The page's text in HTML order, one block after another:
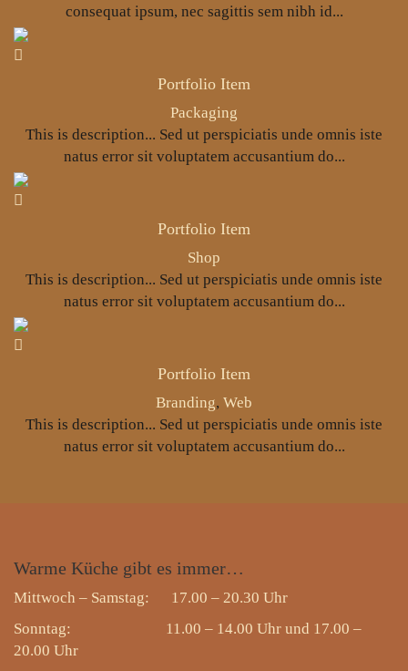
consequat ipsum, nec sagittis sem nibh id...
Portfolio Item
Packaging
This is description... Sed ut perspiciatis unde omnis iste
natus error sit voluptatem accusantium do...
Portfolio Item
Shop
This is description... Sed ut perspiciatis unde omnis iste
natus error sit voluptatem accusantium do...
Portfolio Item
Branding, Web
This is description... Sed ut perspiciatis unde omnis iste
natus error sit voluptatem accusantium do...
Warme Küche gibt es immer…
Mittwoch – Samstag: 17.00 – 20.30 Uhr
Sonntag: 11.00 – 14.00 Uhr und 17.00 –
20.00 Uhr